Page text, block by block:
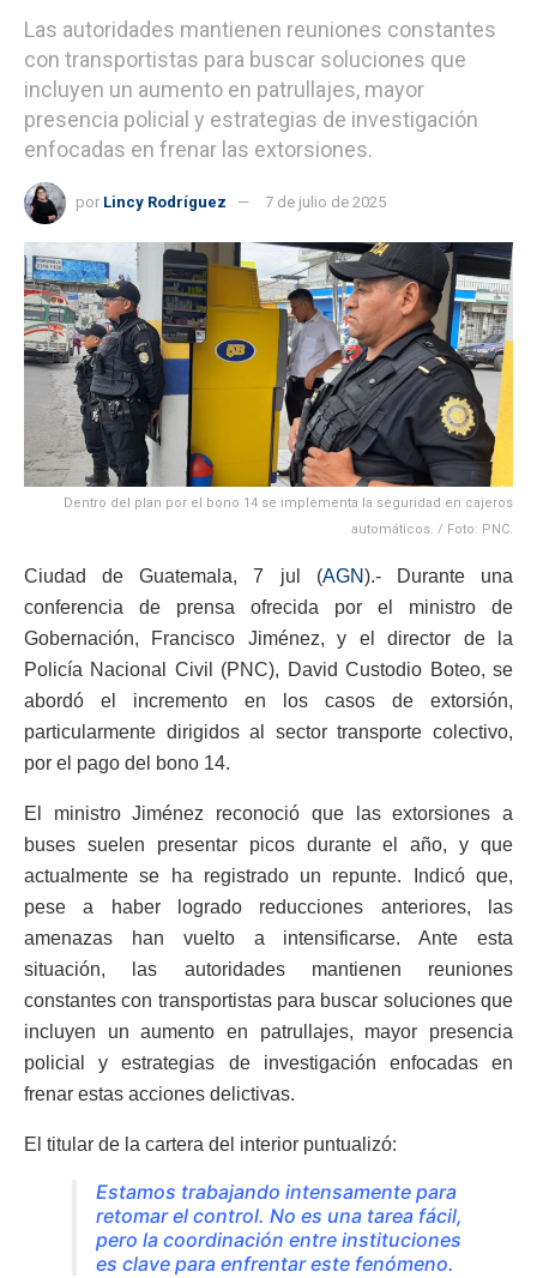
Las autoridades mantienen reuniones constantes
con transportistas para buscar soluciones que
incluyen un aumento en patrullajes, mayor
presencia policial y estrategias de investigación
enfocadas en frenar las extorsiones.
por Lincy Rodríguez 7 de julio de 2025
Dentro del plan por el bono 14 se implementa la seguridad en cajeros
automáticos. / Foto: PNC.
Ciudad de Guatemala, 7 jul (AGN).- Durante una
conferencia de prensa ofrecida por el ministro de
Gobernación, Francisco Jiménez, y el director de la
Policía Nacional Civil (PNC), David Custodio Boteo, se
abordó el incremento en los casos de extorsión,
particularmente dirigidos al sector transporte colectivo,
por el pago del bono 14.
El ministro Jiménez reconoció que las extorsiones a
buses suelen presentar picos durante el año, y que
actualmente se ha registrado un repunte. Indicó que,
pese a haber logrado reducciones anteriores, las
amenazas han vuelto a intensificarse. Ante esta
situación, las autoridades mantienen reuniones
constantes con transportistas para buscar soluciones que
incluyen un aumento en patrullajes, mayor presencia
policial y estrategias de investigación enfocadas en
frenar estas acciones delictivas.
El titular de la cartera del interior puntualizó:
Estamos trabajando intensamente para
retomar el control. No es una tarea fácil,
pero la coordinación entre instituciones
es clave para enfrentar este fenómeno.